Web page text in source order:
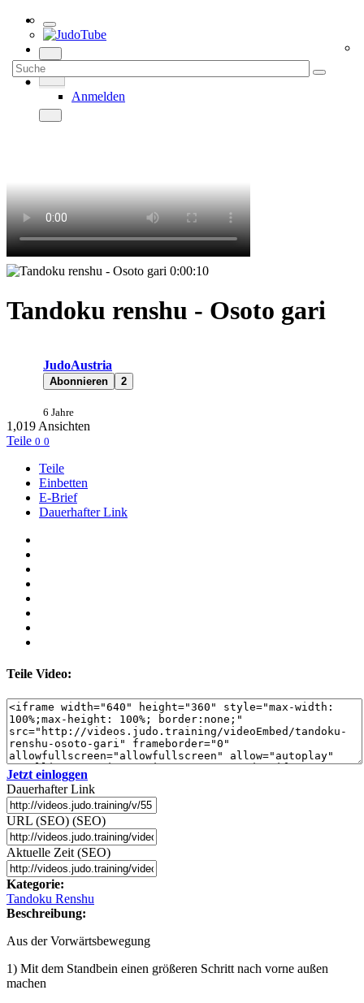
Anmelden
0:00:10
Tandoku renshu - Osoto gari
JudoAustria
Abonnieren 2
6 Jahre
1,019 Ansichten
Teile 0 0
Teile
Einbetten
E-Brief
Dauerhafter Link
Teile Video:
Jetzt einloggen
Dauerhafter Link
URL (SEO) (SEO)
Aktuelle Zeit (SEO)
Kategorie:
Tandoku Renshu
Beschreibung:
Aus der Vorwärtsbewegung
1) Mit dem Standbein einen größeren Schritt nach vorne außen
machen